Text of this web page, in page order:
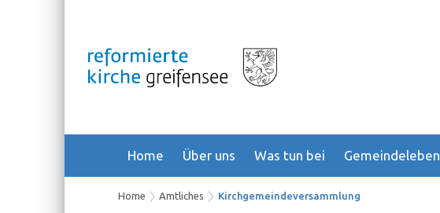
Home Über uns Was tun bei Gemeindeleben
Home Amtliches Kirchgemeindeversammlung